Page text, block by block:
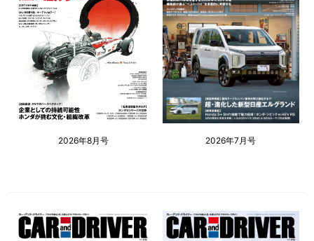
2026年8月号 2026年7月号